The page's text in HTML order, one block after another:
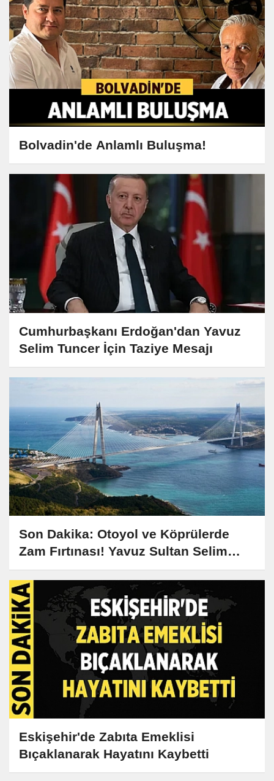
Bolvadin'de Anlamlı Buluşma!
Cumhurbaşkanı Erdoğan'dan Yavuz
Selim Tuncer İçin Taziye Mesajı
Son Dakika: Otoyol ve Köprülerde
Zam Fırtınası! Yavuz Sultan Selim
Köprüsü Geçiş Ücreti Ne Kadar Oldu?
Eskişehir'de Zabıta Emeklisi
Bıçaklanarak Hayatını Kaybetti